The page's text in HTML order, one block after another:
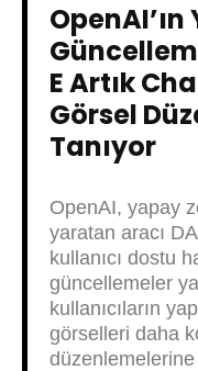
OpenAI’ın
E Artık
Görsel
Tanıyor
OpenAI, yapay
yaratan aracı
kullanıcı dostu
güncellemeler
kullanıcıların
görselleri daha